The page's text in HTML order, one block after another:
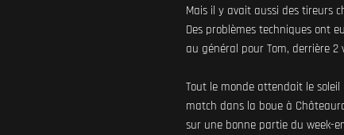
Mais il y avait aussi des tireurs
Des problèmes techniques ont
au général pour Tom, derrière 2
Tout le monde attendait le
match dans la boue à
sur une bonne partie du week-